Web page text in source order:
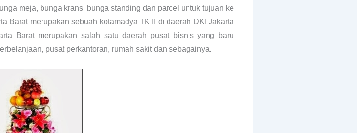
meja, bunga krans, bunga standing dan parcel untuk tujuan ke
Barat merupakan sebuah kotamadya TK II di daerah DKI Jakarta
Barat merupakan salah satu daerah pusat bisnis yang baru
pusat perkantoran, rumah sakit dan sebagainya.